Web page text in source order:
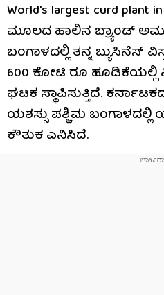
World's largest curd plant
ಮೂಲದ ಹಾಲಿನ ಬ್ರ್ಯಾಂಡ್
ಬಂಗಾಳದಲ್ಲಿ ತನ್ನ ಬ್ಯುಸಿನೆಸ್
600 ಕೋಟಿ ರೂ ಹೂಡಿಕೆಯಲ್ಲಿ
ಘಟಕ ಸ್ಥಾಪಿಸುತ್ತಿದೆ.
ಯಶಸ್ಸು ಪಶ್ಚಿಮ ಬಂಗಾಳದಲ್ಲಿ
ಕೌತುಕ ಎನಿಸಿದೆ.